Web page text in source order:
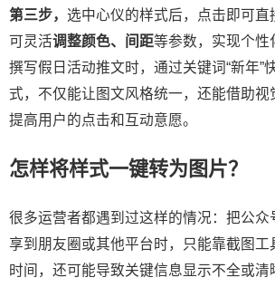
第三步， 选中心仪的样式后，点击即可直
可灵活调整颜色、间距等参数，实现个性
撰写假日活动推文时，通过关键词“新年”
式，不仅能让图文风格统一，还能借助视
提高用户的点击和互动意愿。
怎样将样式一键转为图片？​
很多运营者都遇到过这样的情况：把公众
享到 朋友圈 或其他平台时，只能靠截图工
时间，还可能导致关键信息显示不全或清